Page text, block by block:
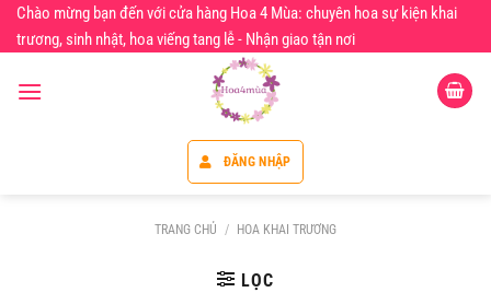
Chuyển
đến
dung
Chào mừng bạn đến với cửa hàng Hoa 4 Mùa: chuyên hoa sự kiện khai
trương, sinh nhật, hoa viếng tang lễ - Nhận giao tận nơi
ĐĂNG NHẬP
TRANG CHỦ / HOA KHAI TRƯƠNG
LỌC